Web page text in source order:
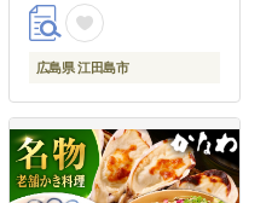
フライ 時短 魚介類 和
食 海鮮 海産物 広島県
産 江田島市/株式会社か
広島県 江田島市